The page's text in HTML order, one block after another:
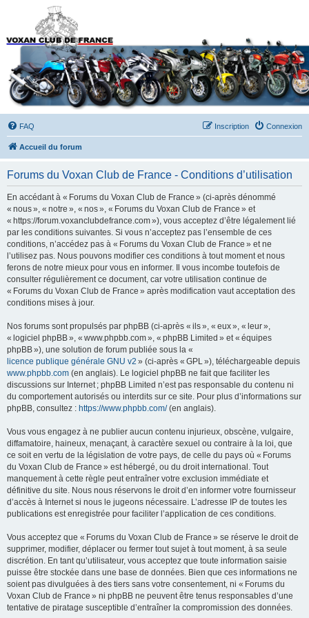
Forums du Voxan Club
de France
FAQ Connexion
Inscription
Accueil du forum
Forums du Voxan Club de France - Conditions d’utilisation
En accédant à « Forums du Voxan Club de France » (ci-après dénommé
« nous », « notre », « nos », « Forums du Voxan Club de France » et
« https://forum.voxanclubdefrance.com »), vous acceptez d’être légalement lié
par les conditions suivantes. Si vous n’acceptez pas l’ensemble de ces
conditions, n’accédez pas à « Forums du Voxan Club de France » et ne
l’utilisez pas. Nous pouvons modifier ces conditions à tout moment et nous
ferons de notre mieux pour vous en informer. Il vous incombe toutefois de
consulter régulièrement ce document, car votre utilisation continue de
« Forums du Voxan Club de France » après modification vaut acceptation des
conditions mises à jour.
Nos forums sont propulsés par phpBB (ci-après « ils », « eux », « leur »,
« logiciel phpBB », « www.phpbb.com », « phpBB Limited » et « équipes
phpBB »), une solution de forum publiée sous la «
licence publique générale GNU v2 » (ci-après « GPL »), téléchargeable depuis
www.phpbb.com (en anglais). Le logiciel phpBB ne fait que faciliter les
discussions sur Internet ; phpBB Limited n’est pas responsable du contenu ni
du comportement autorisés ou interdits sur ce site. Pour plus d’informations sur
phpBB, consultez : https://www.phpbb.com/(en anglais).
Vous vous engagez à ne publier aucun contenu injurieux, obscène, vulgaire,
diffamatoire, haineux, menaçant, à caractère sexuel ou contraire à la loi, que
ce soit en vertu de la législation de votre pays, de celle du pays où « Forums
du Voxan Club de France » est hébergé, ou du droit international. Tout
manquement à cette règle peut entraîner votre exclusion immédiate et
définitive du site. Nous nous réservons le droit d’en informer votre fournisseur
d’accès à Internet si nous le jugeons nécessaire. L’adresse IP de toutes les
publications est enregistrée pour faciliter l’application de ces conditions.
Vous acceptez que « Forums du Voxan Club de France » se réserve le droit de
supprimer, modifier, déplacer ou fermer tout sujet à tout moment, à sa seule
discrétion. En tant qu’utilisateur, vous acceptez que toute information saisie
puisse être stockée dans une base de données. Bien que ces informations ne
soient pas divulguées à des tiers sans votre consentement, ni « Forums du
Voxan Club de France » ni phpBB ne peuvent être tenus responsables d’une
tentative de piratage susceptible d’entraîner la compromission des données.